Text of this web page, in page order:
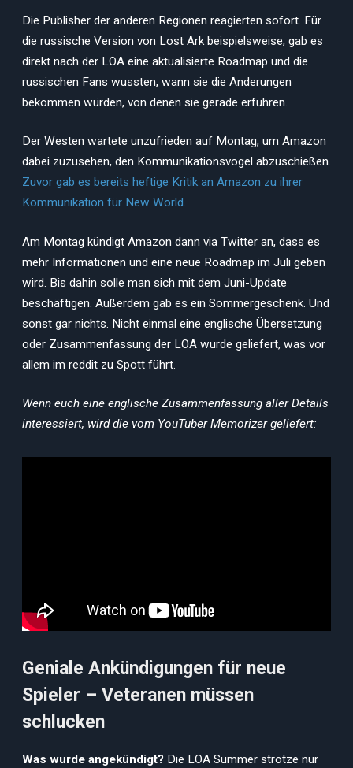
Die Publisher der anderen Regionen reagierten sofort. Für
die russische Version von Lost Ark beispielsweise, gab es
direkt nach der LOA eine aktualisierte Roadmap und die
russischen Fans wussten, wann sie die Änderungen
bekommen würden, von denen sie gerade erfuhren.
Der Westen wartete unzufrieden auf Montag, um Amazon
dabei zuzusehen, den Kommunikationsvogel abzuschießen.
Zuvor gab es bereits heftige Kritik an Amazon zu ihrer
Kommunikation für New World.
Am Montag kündigt Amazon dann via Twitter an, dass es
mehr Informationen und eine neue Roadmap im Juli geben
wird. Bis dahin solle man sich mit dem Juni-Update
beschäftigen. Außerdem gab es ein Sommergeschenk. Und
sonst gar nichts. Nicht einmal eine englische Übersetzung
oder Zusammenfassung der LOA wurde geliefert, was vor
allem im reddit zu Spott führt.
Wenn euch eine englische Zusammenfassung aller Details
interessiert, wird die vom YouTuber Memorizer geliefert:
Geniale Ankündigungen für neue
Spieler – Veteranen müssen
schlucken
Was wurde angekündigt? Die LOA Summer strotze nur